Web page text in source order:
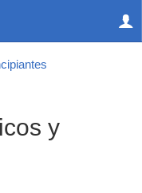
y